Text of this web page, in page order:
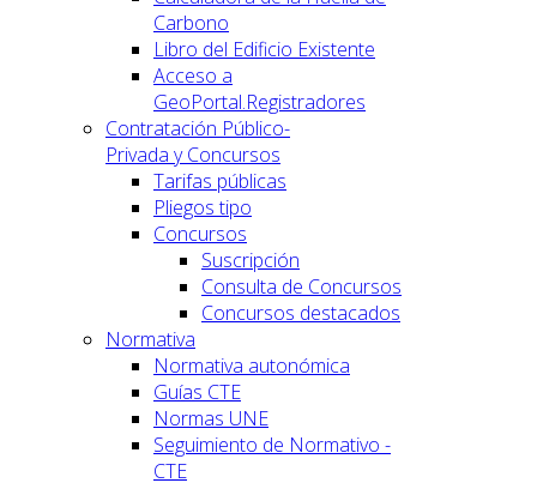
Carbono
Libro del Edificio Existente
Acceso a
GeoPortal.Registradores
Contratación Público-
Privada y Concursos
Tarifas públicas
Pliegos tipo
Concursos
Suscripción
Consulta de Concursos
Concursos destacados
Normativa
Normativa autonómica
Guías CTE
Normas UNE
Seguimiento de Normativo -
CTE